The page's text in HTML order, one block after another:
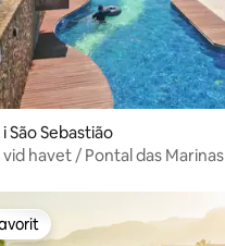
São Sebastião
havet / Pontal das Marinas